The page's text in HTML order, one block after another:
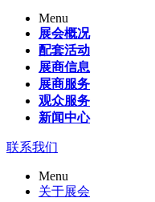
Menu
展会概况
配套活动
展商信息
展商服务
观众服务
新闻中心
联系我们
Menu
关于展会